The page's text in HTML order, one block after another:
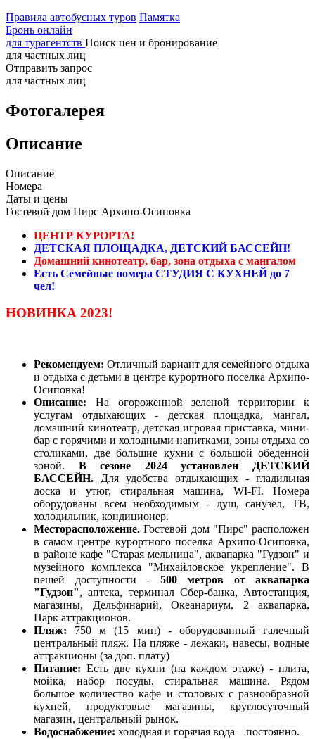
Правила автобусных туров Памятка
Бронь онлайн
для турагентств Поиск цен и бронирование
для частных лиц
Отправить запрос
для частных лиц
Фотогалерея
Описание
Описание
Номера
Даты и цены
Гостевой дом Пирс Архипо-Осиповка
ЦЕНТР КУРОРТА!
ДЕТСКАЯ ПЛОЩАДКА, ДЕТСКИЙ БАССЕЙН!
Домашний кинотеатр, бар, зона отдыха с мангалом
Есть Семейные номера СТУДИЯ С КУХНЕЙ до 7
чел!
НОВИНКА 2023!
Рекомендуем: Отличный вариант для семейного отдыха
и отдыха с детьми в центре курортного поселка Архипо-
Осиповка!
Описание: На огороженной зеленой территории к
услугам отдыхающих - детская площадка, мангал,
домашний кинотеатр, детская игровая приставка, мини-
бар с горячими и холодными напитками, зоны отдыха со
столиками, две большие кухни с большой обеденной
зоной. В сезоне 2024 установлен ДЕТСКИЙ
БАССЕЙН. Для удобства отдыхающих - гладильная
доска и утюг, стиральная машина, WI-FI. Номера
оборудованы всем необходимым - душ, санузел, ТВ,
холодильник, кондиционер.
Месторасположение. Гостевой дом "Пирс" расположен
в самом центре курортного поселка Архипо-Осиповка,
в районе кафе "Старая мельница", аквапарка "Гудзон" и
музейного комплекса "Михайловское укрепление". В
пешей доступности - 500 метров от аквапарка
"Гудзон", аптека, терминал Сбер-банка, Автостанция,
магазины, Дельфинарий, Океанариум, 2 аквапарка,
Парк аттракционов.
Пляж: 750 м (15 мин) - оборудованный галечный
центральный пляж. На пляже - лежаки, навесы, водные
аттракционы (за доп. плату)
Питание: Есть две кухни (на каждом этаже) - плита,
мойка, набор посуды, стиральная машина. Рядом
большое количество кафе и столовых с разнообразной
кухней, продуктовые магазины, круглосуточный
магазин, центральный рынок.
Водоснабжение: холодная и горячая вода – постоянно.